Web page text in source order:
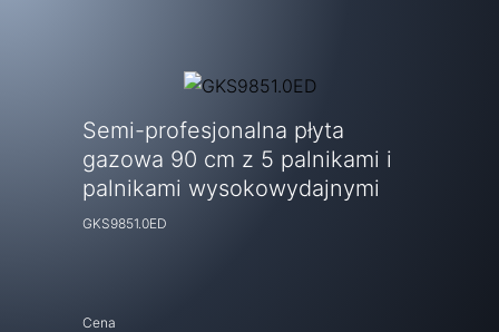
Semi-profesjonalna płyta
gazowa 90 cm z 5 palnikami i
palnikami wysokowydajnymi
GKS9851.0ED
Cena